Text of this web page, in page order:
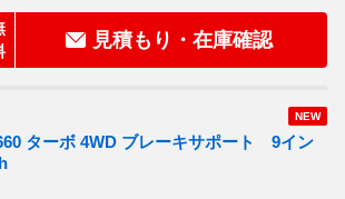
見積もり・在庫確認
NEW
ターボ 4WD ブレーキサポート 9イン